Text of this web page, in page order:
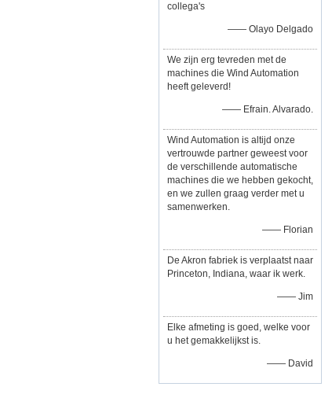
collega's
—— Olayo Delgado
We zijn erg tevreden met de
machines die Wind Automation
heeft geleverd!
—— Efrain. Alvarado.
Wind Automation is altijd onze
vertrouwde partner geweest voor
de verschillende automatische
machines die we hebben gekocht,
en we zullen graag verder met u
samenwerken.
—— Florian
De Akron fabriek is verplaatst naar
Princeton, Indiana, waar ik werk.
—— Jim
Elke afmeting is goed, welke voor
u het gemakkelijkst is.
—— David